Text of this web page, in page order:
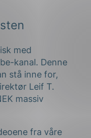
med
kanal. Denne
stå inne for,
Leif T.
massiv
fra våre